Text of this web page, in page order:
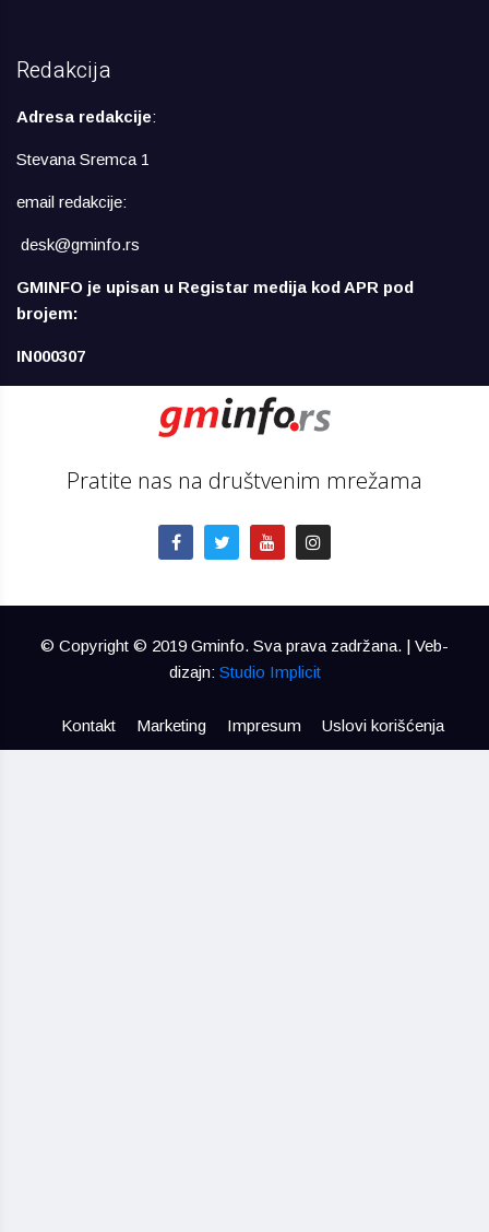
Redakcija
Adresa redakcije:
Stevana Sremca 1
email redakcije:
desk@gminfo.rs
GMINFO je upisan u Registar medija kod APR pod
brojem:
IN000307
Pratite nas na društvenim mrežama
© Copyright © 2019 Gminfo. Sva prava zadržana. | Veb-
dizajn: Studio Implicit
Kontakt Marketing Impresum Uslovi korišćenja